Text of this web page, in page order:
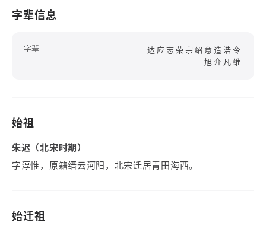
字辈信息
字辈
达应志荣宗绍意造浩令
旭介凡维
始祖
朱迟（北宋时期）
字淳惟，原籍缙云河阳，北宋迁居青田海西。
始迁祖